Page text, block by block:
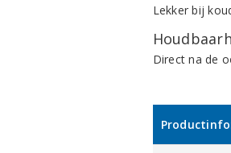
Lekker bij
Direct na de